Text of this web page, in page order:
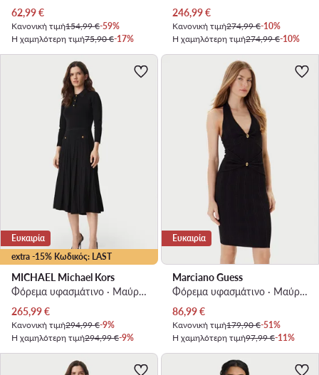
Τρέχουσα τιμή
62,99€
Κανονική τιμή154,99 €-59%
Η χαμηλότερη τιμή75,90 €-17%
Τρέχουσα τιμή
246,99€
Κανονική τιμή274,99 €-10%
Η χαμηλότερη τιμή274,99 €-10%
extra -15% Κωδικός: LAST
Ευκαιρία
MICHAEL Michael Kors
Φόρεμα υφασμάτινο · Μαύρο · Midi
Τρέχουσα τιμή
265,99€
Κανονική τιμή294,99 €-9%
Η χαμηλότερη τιμή294,99 €-9%
Ευκαιρία
Marciano Guess
Φόρεμα υφασμάτινο · Μαύρο · Midi
Τρέχουσα τιμή
86,99€
Κανονική τιμή179,90 €-51%
Η χαμηλότερη τιμή97,99 €-11%